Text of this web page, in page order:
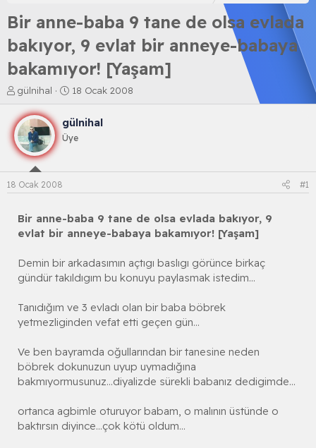
Bir anne-baba 9 tane de olsa evlada
bakıyor, 9 evlat bir anneye-babaya
bakamıyor! [Yaşam]
K
o
n
b
u
y
a
l
a
n
gülnihal
B
a
l
a
ç
a
r
i
18 Ocak 2008
gülnihal
Üye
18 Ocak 2008 #1
Bir anne-baba 9 tane de olsa evlada bakıyor, 9
evlat bir anneye-babaya bakamıyor! [Yaşam]
Demin bir arkadasımın açtıgı baslıgı görünce birkaç
gündür takıldıgım bu konuyu paylasmak istedim...
Tanıdığım ve 3 evladı olan bir baba böbrek
yetmezliginden vefat etti geçen gün...
Ve ben bayramda oğullarından bir tanesine neden
böbrek dokunuzun uyup uymadığına
bakmıyormusunuz...diyalizde sürekli babanız dedigimde...
ortanca agbimle oturuyor babam, o malının üstünde o
baktırsın diyince...çok kötü oldum...